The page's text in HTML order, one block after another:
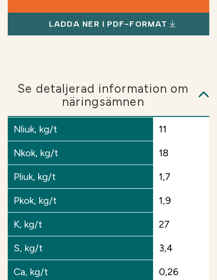
därmed växtens stresstolerans under utmanande
omedelbart tillgänglig för växterna.
Soilfood Boost NPK-gödsel kan
koncentrera svämet för att uppnå rätt
LADDA NER I PDF-FORMAT
Se detaljerad information om
näringsämnen
Nliuk, kg/t 11
Nkok, kg/t 18
Pliuk, kg/t 1,7
Pkok, kg/t 1,9
K, kg/t 27
S, kg/t 3,4
Ca, kg/t 0,26